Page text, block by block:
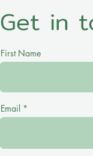
Get in
First Name
Email